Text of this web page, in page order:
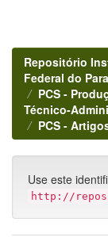
Repositório
Federal do
PCS -
Técnico-
PCS -
Use este
http://